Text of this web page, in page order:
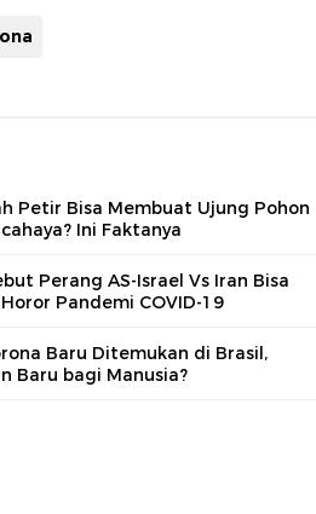
Petir Bisa Membuat Ujung Pohon
Ini Faktanya
Perang AS-Israel Vs Iran Bisa
Pandemi COVID-19
Baru Ditemukan di Brasil,
Baru bagi Manusia?